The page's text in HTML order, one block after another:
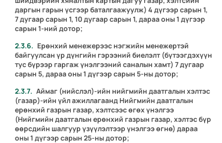
даргын гарын үсгээр баталгаажуулж) 4 дүгээр сарын 1,
7 дугаар сарын 1, 10 дугаар сарын 1, дараа оны 1 дүгээр
сарын 1-ний дотор;
Ерөнхий менежерээс нэгжийн менежертэй
байгуулсан үр дүнгийн гэрээний биелэлт (бүтээгдэхүүн
тус бүрээр гаргаж үнэлгээний саналын хамт) 7 дугаар
сарын 5, дараа оны 1 дүгээр сарын 5-ны дотор;
Аймаг (нийслэл)-ийн нийгмийн даатгалын хэлтэс
(газар)-ийн үйл ажиллагаанд Нийгмийн даатгалын
ерөнхий газрын газар, хэлтсээс өгөх үнэлгээ
(Нийгмийн даатгалын ерөнхий газрын газар, хэлтэс бүр
өөрсдийн шалгуур үзүүлэлтээр үнэлгээ өгнө) дараа
оны 1 дүгээр сарын 25-ны дотор;